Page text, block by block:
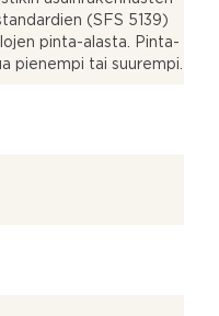
(SFS 5139)
pinta-alasta. Pinta-
pienempi tai suurempi.